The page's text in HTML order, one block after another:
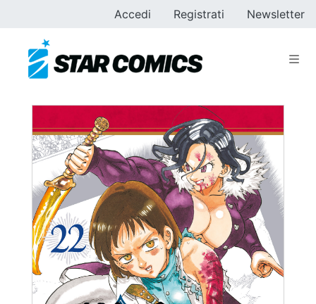
Accedi Registrati Newsletter